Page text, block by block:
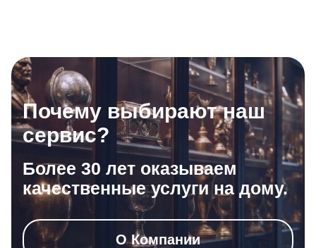
Почему выбирают наш
сервис?
Более 30 лет оказываем
качественные услуги на дому.
О Компании